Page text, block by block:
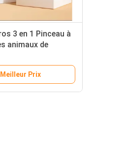
3 en 1 Pinceau à
animaux de
à chaud épilation
à vapeur avec Lig
Meilleur Prix